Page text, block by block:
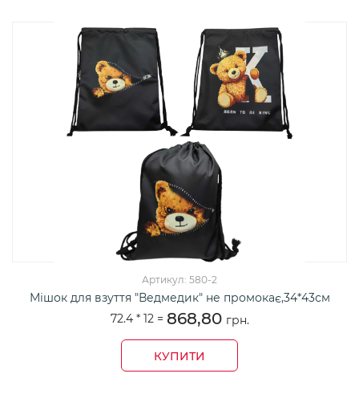
Артикул: 580-2
Мішок для взуття "Ведмедик" не промокає,34*43см
72.4 * 12= 868,80 грн.
КУПИТИ